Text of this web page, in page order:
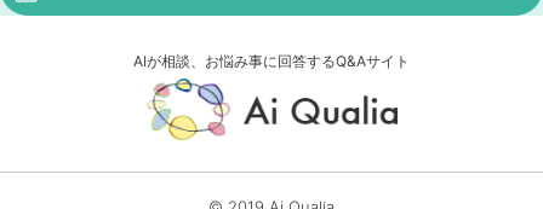
AIが相談、お悩み事に回答するQ&Aサイト